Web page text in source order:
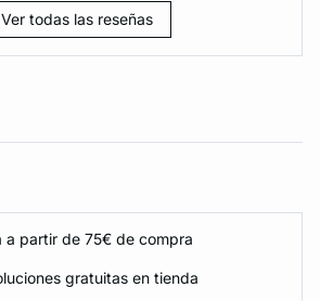
Ver todas las reseñas
a partir de 75€ de compra
gratuitas en tienda